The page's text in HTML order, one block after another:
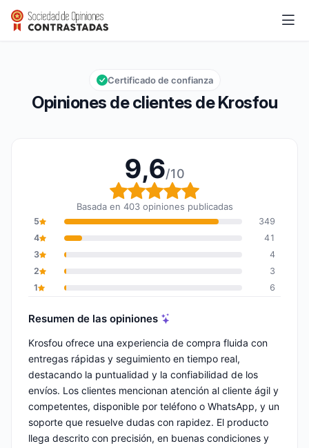
Krosfou
Calificación global: 9,6 de 10
9,6/10
Opiniones de clientes de Krosfou
Certificado de confianza
9,6/10
Calificación global: 9,6
Basada en 403 opiniones publicadas
5
349
4
41
3
4
2
3
1
6
Resumen de las opiniones
Krosfou ofrece una experiencia de compra fluida con
entregas rápidas y seguimiento en tiempo real,
destacando la puntualidad y la confiabilidad de los
envíos. Los clientes mencionan atención al cliente ágil y
competentes, disponible por teléfono o WhatsApp, y un
soporte que resuelve dudas con rapidez. El producto
llega descrito con precisión, en buenas condiciones y